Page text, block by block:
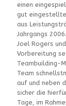
einen
gut
aus
Jahrgangs
Joel Rogers
Vorbereitung
Teambuilding-
Team
auf und neben
sicher die
Tage, im